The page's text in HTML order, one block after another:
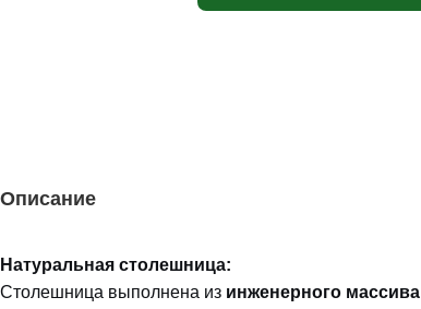
Описание
Натуральная столешница:
Столешница выполнена из инженерного массива